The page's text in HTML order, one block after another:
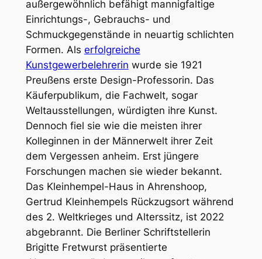
außergewöhnlich befähigt mannigfaltige
Einrichtungs-, Gebrauchs- und
Schmuckgegenstände in neuartig schlichten
Formen. Als erfolgreiche
Kunstgewerbelehrerin wurde sie 1921
Preußens erste Design-Professorin. Das
Käuferpublikum, die Fachwelt, sogar
Weltausstellungen, würdigten ihre Kunst.
Dennoch fiel sie wie die meisten ihrer
Kolleginnen in der Männerwelt ihrer Zeit
dem Vergessen anheim. Erst jüngere
Forschungen machen sie wieder bekannt.
Das Kleinhempel-Haus in Ahrenshoop,
Gertrud Kleinhempels Rückzugsort während
des 2. Weltkrieges und Alterssitz, ist 2022
abgebrannt. Die Berliner Schriftstellerin
Brigitte Fretwurst präsentierte